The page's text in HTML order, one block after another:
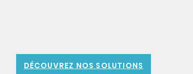
DÉCOUVREZ NOS SOLUTIONS